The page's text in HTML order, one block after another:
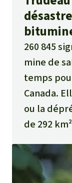
260 845
mine de
temps
Canada.
ou la
de 292 km²